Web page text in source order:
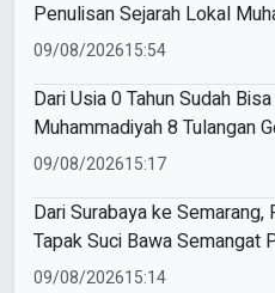
Penulisan Sejarah Lokal
09/08/202615:54
Dari Usia 0 Tahun Sudah
Muhammadiyah 8 Tulangan
SPMB
09/08/202615:17
Dari Surabaya ke Semarang,
Tapak Suci Bawa Semangat
di Muktamar XVI
09/08/202615:14